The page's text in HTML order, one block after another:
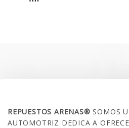
REPUESTOS ARENAS®SOMOS
AUTOMOTRIZ DEDICA A